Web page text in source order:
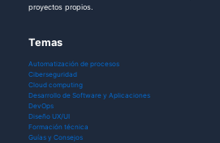
proyectos propios.
Temas
Automatización de procesos
Ciberseguridad
Cloud computing
Desarrollo de Software y Aplicaciones
DevOps
Diseño UX/UI
Formación técnica
Guías y Consejos